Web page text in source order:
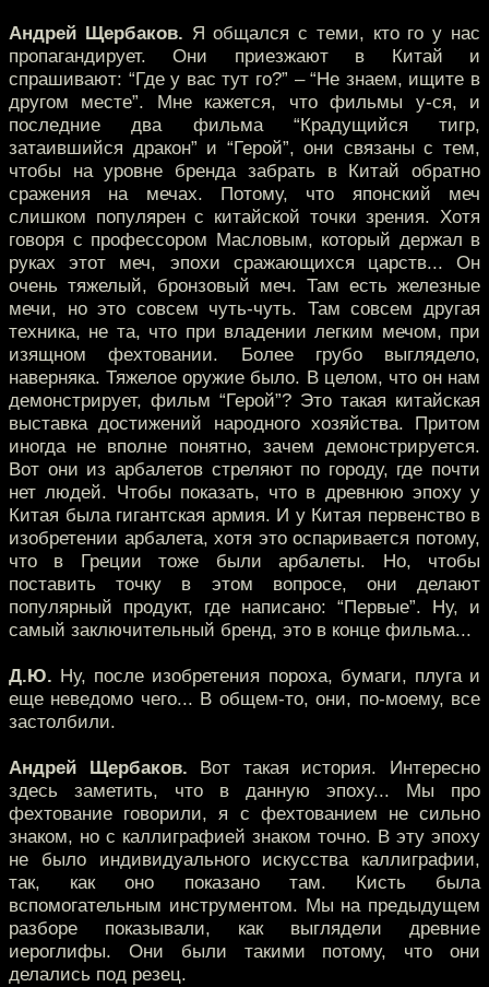
Андрей Щербаков. Я общался с теми, кто го у нас
пропагандирует. Они приезжают в Китай и
спрашивают: “Где у вас тут го?” – “Не знаем, ищите в
другом месте”. Мне кажется, что фильмы у-ся, и
последние два фильма “Крадущийся тигр,
затаившийся дракон” и “Герой”, они связаны с тем,
чтобы на уровне бренда забрать в Китай обратно
сражения на мечах. Потому, что японский меч
слишком популярен с китайской точки зрения. Хотя
говоря с профессором Масловым, который держал в
руках этот меч, эпохи сражающихся царств... Он
очень тяжелый, бронзовый меч. Там есть железные
мечи, но это совсем чуть-чуть. Там совсем другая
техника, не та, что при владении легким мечом, при
изящном фехтовании. Более грубо выглядело,
наверняка. Тяжелое оружие было. В целом, что он нам
демонстрирует, фильм “Герой”? Это такая китайская
выставка достижений народного хозяйства. Притом
иногда не вполне понятно, зачем демонстрируется.
Вот они из арбалетов стреляют по городу, где почти
нет людей. Чтобы показать, что в древнюю эпоху у
Китая была гигантская армия. И у Китая первенство в
изобретении арбалета, хотя это оспаривается потому,
что в Греции тоже были арбалеты. Но, чтобы
поставить точку в этом вопросе, они делают
популярный продукт, где написано: “Первые”. Ну, и
самый заключительный бренд, это в конце фильма...
Д.Ю. Ну, после изобретения пороха, бумаги, плуга и
еще неведомо чего... В общем-то, они, по-моему, все
застолбили.
Андрей Щербаков. Вот такая история. Интересно
здесь заметить, что в данную эпоху... Мы про
фехтование говорили, я с фехтованием не сильно
знаком, но с каллиграфией знаком точно. В эту эпоху
не было индивидуального искусства каллиграфии,
так, как оно показано там. Кисть была
вспомогательным инструментом. Мы на предыдущем
разборе показывали, как выглядели древние
иероглифы. Они были такими потому, что они
делались под резец.